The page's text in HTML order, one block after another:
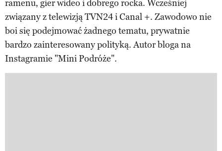
ramenu, gier wideo i dobrego rocka. Wcześniej
związany z telewizją TVN24 i Canal +. Zawodowo nie
boi się podejmować żadnego tematu, prywatnie
bardzo zainteresowany polityką. Autor bloga na
Instagramie "Mini Podróże".